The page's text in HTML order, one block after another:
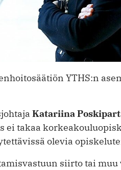
YTHS:n
Katariina
ei takaa
olevia
siirto tai muu